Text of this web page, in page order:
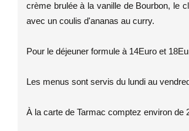
crème brulée à la vanille de Bourbon, le
avec un coulis d'ananas au curry.
Pour le déjeuner formule à 14Euro et
Les menus sont servis du lundi au
À la carte de Tarmac comptez environ de